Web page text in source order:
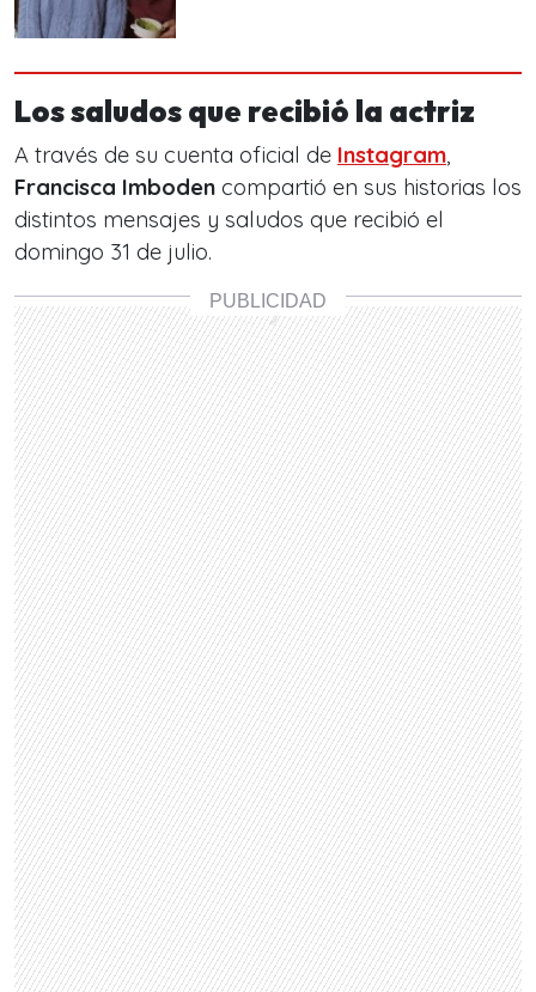
Los saludos que recibió la actriz
A través de su cuenta oficial de Instagram,
Francisca Imboden compartió en sus historias los
distintos mensajes y saludos que recibió el
domingo 31 de julio.